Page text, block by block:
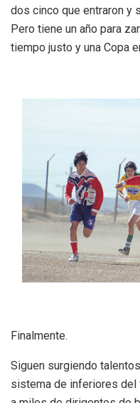
dos cinco que entraron y
Pero tiene un año para
tiempo justo y una Copa
Finalmente.
Siguen surgiendo
sistema de inferiores del